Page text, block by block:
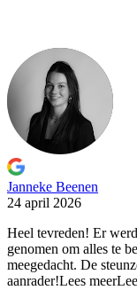
Janneke Beenen
24 april 2026
Heel tevreden! Er
genomen om alles te
meegedacht. De
aanrader!Lees meer